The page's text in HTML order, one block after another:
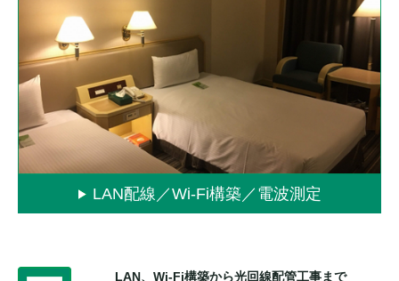
LAN配線／Wi-Fi構築／電波測定
LAN、Wi‐Fi構築から光回線配管工事まで